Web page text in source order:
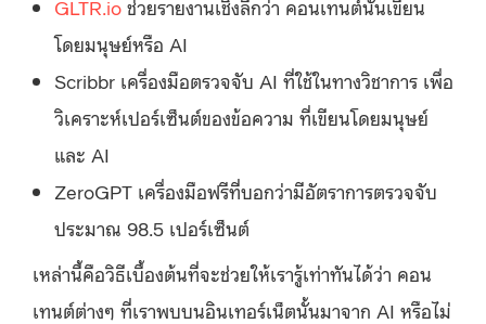
GLTR.io ช่วยรายงานเชิงลึกว่า คอนเทนต์นั้นเขียน
โดยมนุษย์หรือ AI
Scribbr เครื่องมือตรวจจับ AI ที่ใช้ในทางวิชาการ เพื่อ
วิเคราะห์เปอร์เซ็นต์ของข้อความ ที่เขียนโดยมนุษย์
และ AI
ZeroGPT เครื่องมือฟรีที่บอกว่ามีอัตราการตรวจจับ
ประมาณ 98.5 เปอร์เซ็นต์
เหล่านี้คือวิธีเบื้องต้นที่จะช่วยให้เรารู้เท่าทันได้ว่า คอน
เทนต์ต่างๆ ที่เราพบบนอินเทอร์เน็ตนั้นมาจาก AI หรือไม่